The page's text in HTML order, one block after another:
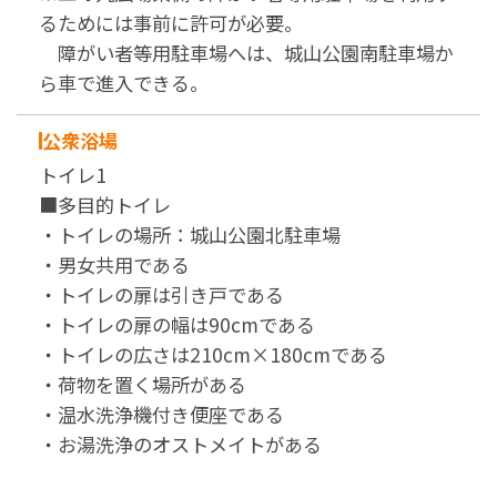
るためには事前に許可が必要。
障がい者等用駐車場へは、城山公園南駐車場か
ら車で進入できる。
公衆浴場
トイレ1
■多目的トイレ
・トイレの場所：城山公園北駐車場
・男女共用である
・トイレの扉は引き戸である
・トイレの扉の幅は90cmである
・トイレの広さは210cm×180cmである
・荷物を置く場所がある
・温水洗浄機付き便座である
・お湯洗浄のオストメイトがある